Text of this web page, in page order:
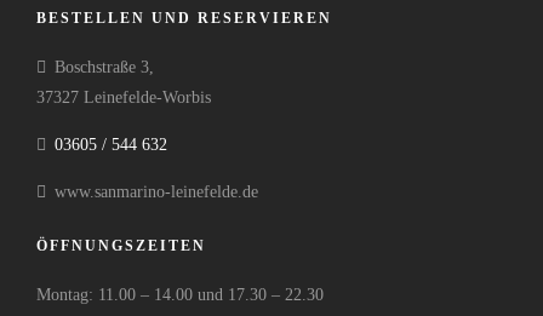
BESTELLEN UND RESERVIEREN
Boschstraße 3,
37327 Leinefelde-Worbis
03605 / 544 632
www.sanmarino-leinefelde.de
ÖFFNUNGSZEITEN
Montag: 11.00 – 14.00 und 17.30 – 22.30